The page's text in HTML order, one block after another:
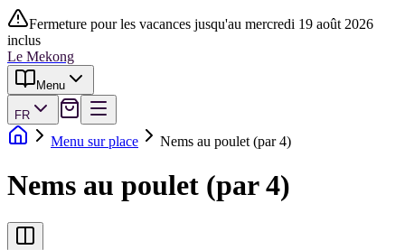
Fermeture pour les vacances jusqu'au mercredi 19 août 2026
inclus
Le Mekong
Menu
FR
Menu sur place Nems au poulet (par 4)
Nems au poulet (par 4)